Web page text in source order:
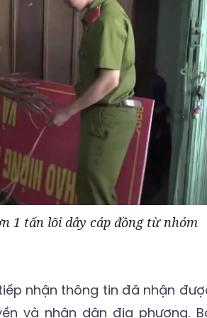
1 tấn lõi dây cáp đồng từ nhóm
nhận thông tin đã nhận
và nhân dân địa phương.